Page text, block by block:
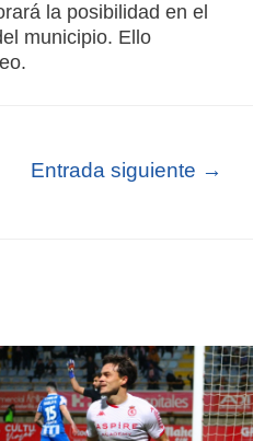
la posibilidad en el
municipio. Ello
Entrada siguiente →